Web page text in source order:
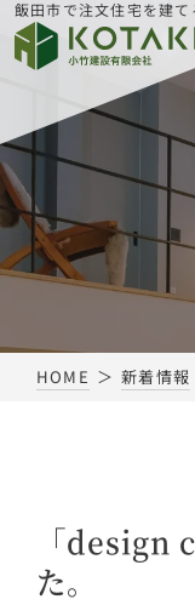
飯田市で注文住宅を建
HOME 新着情報
「design
た。